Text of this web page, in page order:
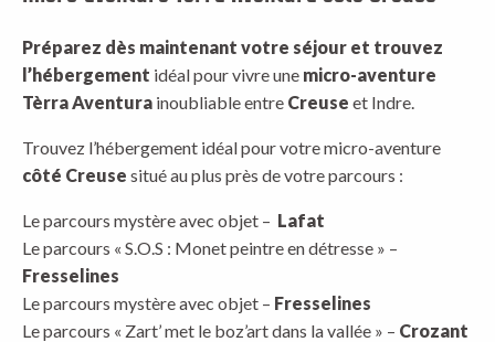
Préparez dès maintenant votre séjour et trouvez
l’hébergement idéal pour vivre une micro-aventure
Tèrra Aventura inoubliable entre Creuse et Indre.
Trouvez l’hébergement idéal pour votre micro-aventure
côté Creuse situé au plus près de votre parcours :
Le parcours mystère avec objet – Lafat
Le parcours « S.O.S : Monet peintre en détresse » –
Fresselines
Le parcours mystère avec objet – Fresselines
Le parcours « Zart’ met le boz’art dans la vallée » – Crozant